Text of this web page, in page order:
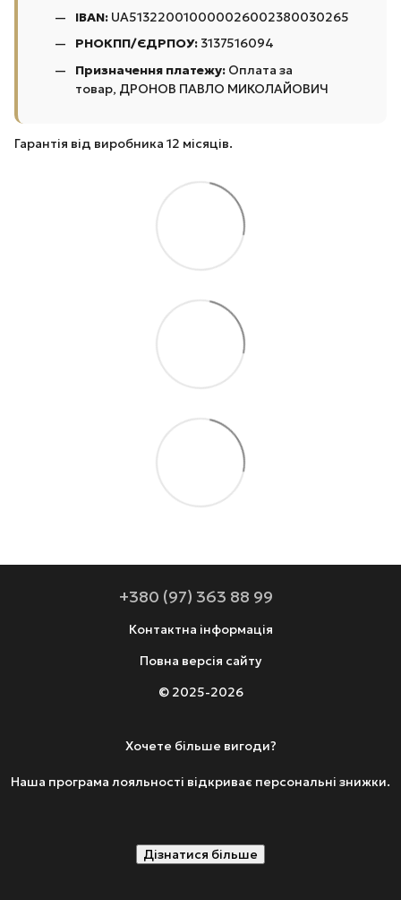
IBAN: UA513220010000026002380030265
РНОКПП/ЄДРПОУ: 3137516094
Призначення платежу: Оплата за
товар, ДРОНОВ ПАВЛО МИКОЛАЙОВИЧ
Гарантія від виробника 12 місяців.
+380 (97) 363 88 99
Контактна інформація
Повна версія сайту
© 2025-2026
Хочете більше вигоди?
Наша програма лояльності відкриває персональні знижки.
Дізнатися більше